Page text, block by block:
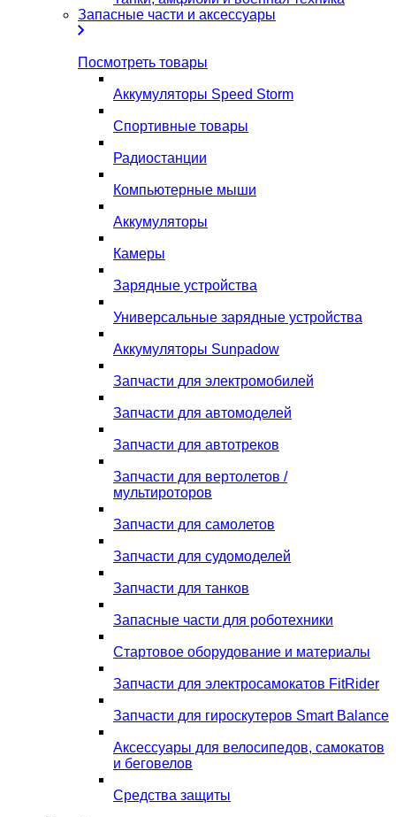
Запасные части и аксессуары
Посмотреть товары
Аккумуляторы Speed Storm
Спортивные товары
Радиостанции
Компьютерные мыши
Аккумуляторы
Камеры
Зарядные устройства
Универсальные зарядные устройства
Аккумуляторы Sunpadow
Запчасти для электромобилей
Запчасти для автомоделей
Запчасти для автотреков
Запчасти для вертолетов /
мультироторов
Запчасти для самолетов
Запчасти для судомоделей
Запчасти для танков
Запасные части для роботехники
Стартовое оборудование и материалы
Запчасти для электросамокатов FitRider
Запчасти для гироскутеров Smart Balance
Аксессуары для велосипедов, самокатов
и беговелов
Средства защиты